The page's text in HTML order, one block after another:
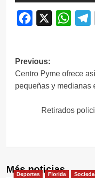
Facebook
X
Navegación
de
entradas
Previous:
Centro Pyme ofrece
pequeñas y medianas
Retirados
Más noticias
Deportes Florida